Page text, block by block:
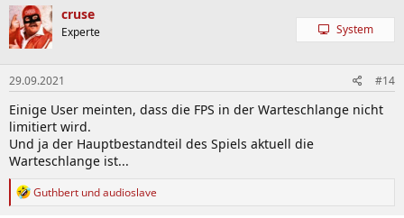
k
t
i
o
n
e
n
:
cruse
Experte System
29.09.2021 #14
Einige User meinten, dass die FPS in der Warteschlange nicht
limitiert wird.
Und ja der Hauptbestandteil des Spiels aktuell die
Warteschlange ist...
R
Guthbert undaudioslave